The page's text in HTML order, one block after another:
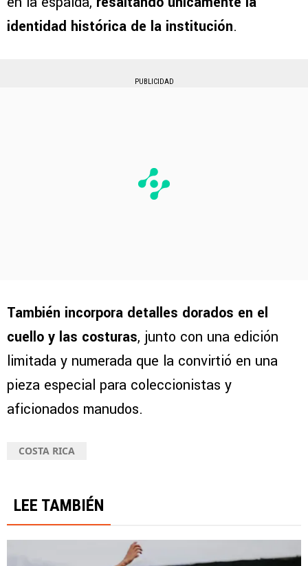
identidad histórica de la institución.
PUBLICIDAD
También incorpora detalles dorados en el
cuello y las costuras, junto con una edición
limitada y numerada que la convirtió en una
pieza especial para coleccionistas y
aficionados manudos.
COSTA RICA
LEE TAMBIÉN